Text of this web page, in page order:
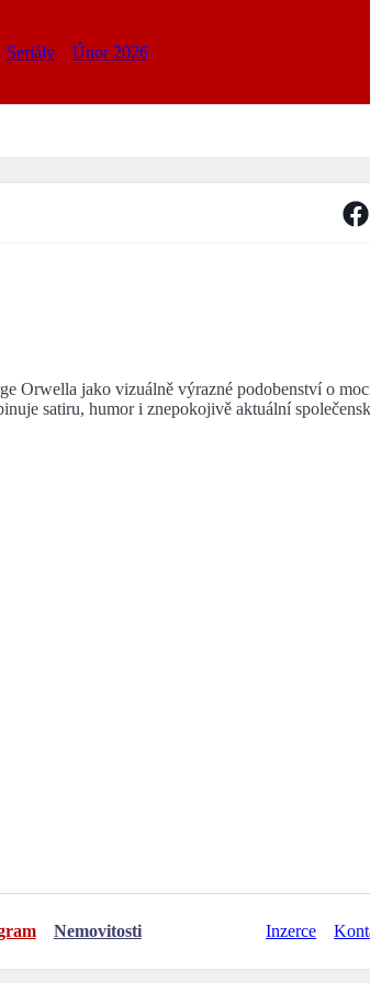
Seriály Únor 2026
Orwella jako vizuálně výrazné podobenství o
satiru, humor i znepokojivě aktuální
Nemovitosti Inzerce